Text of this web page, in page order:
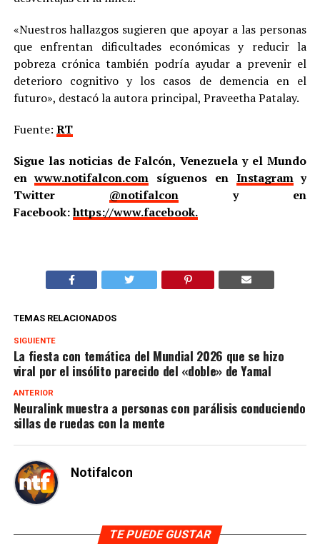
«Nuestros hallazgos sugieren que apoyar a las personas
que enfrentan dificultades económicas y reducir la
pobreza crónica también podría ayudar a prevenir el
deterioro cognitivo y los casos de demencia en el
futuro», destacó la autora principal, Praveetha Patalay.
Fuente: RT
Sigue las noticias de Falcón, Venezuela y el Mundo
enwww.notifalcon.com síguenos en Instagramy
Twitter @notifalcony en
Facebook:https://www.facebook.
TEMAS RELACIONADOS
SIGUIENTE
La fiesta con temática del Mundial 2026 que se hizo
viral por el insólito parecido del «doble» de Yamal
ANTERIOR
Neuralink muestra a personas con parálisis conduciendo
sillas de ruedas con la mente
Notifalcon
TE PUEDE GUSTAR